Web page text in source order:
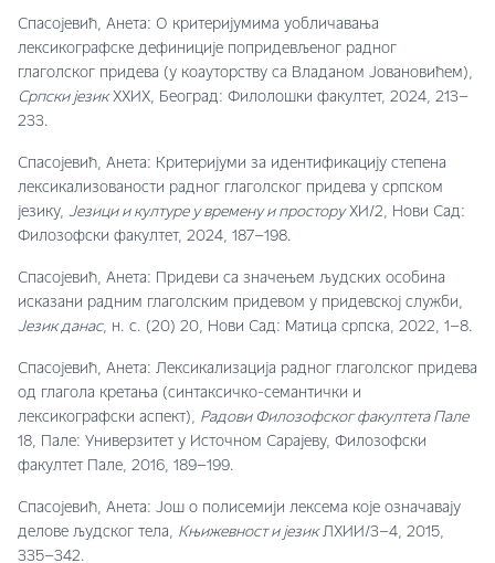
Спасојевић, Анета: О критеријумима уобличавања
лексикографске дефиниције попридевљеног радног
глаголског придева (у коауторству са Владаном Јовановићем),
Српски језикXXИX, Београд: Филолошки факултет, 2024, 213–
233.
Спасојевић, Анета: Критеријуми за идентификацију степена
лексикализованости радног глаголског придева у српском
језику, Језици и културе у времену и просторуXИ/2, Нови Сад:
Филозофски факултет, 2024, 187–198.
Спасојевић, Анета: Придеви са значењем људских особина
исказани радним глаголским придевом у придевској служби,
Језик данас, н. с. (20) 20, Нови Сад: Матица српска, 2022, 1–8.
Спасојевић, Анета: Лексикализација радног глаголског придева
од глагола кретања (синтаксичко-семантички и
лексикографски аспект), Радови Филозофског факултета Пале
18, Пале: Универзитет у Источном Сарајеву, Филозофски
факултет Пале, 2016, 189–199.
Спасојевић, Анета: Још о полисемији лексема које означавају
делове људског тела, Књижевност и језикЛXИИ/3–4, 2015,
335–342.